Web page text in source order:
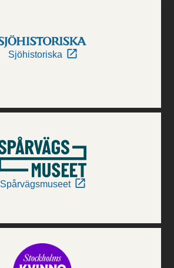
Sjöhistoriska
Spårvägsmuseet